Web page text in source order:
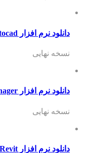
دانلود نرم افزار autocad
نسخه نهایی
دانلود نرم افزار Download manager
نسخه نهایی
دانلود نرم افزار Revit